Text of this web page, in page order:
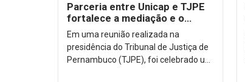
Parceria entre Unicap e TJPE
fortalece a mediação e o
consenso
Em uma reunião realizada na
presidência do Tribunal de Justiça de
Pernambuco (TJPE), foi celebrado um